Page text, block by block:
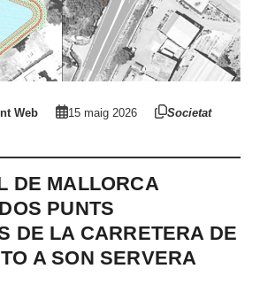
Web 15 maig 2026 Societat
DE MALLORCA
PUNTS
DE LA CARRETERA DE
A SON SERVERA